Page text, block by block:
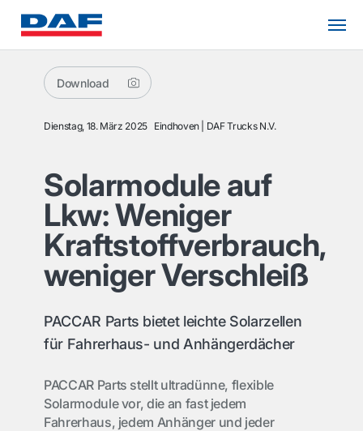
Download
Dienstag, 18. März 2025 Eindhoven DAF Trucks N.V.
Solarmodule auf
Lkw: Weniger
Kraftstoffverbrauch,
weniger Verschleiß
PACCAR Parts bietet leichte Solarzellen
für Fahrerhaus- und Anhängerdächer
PACCAR Parts stellt ultradünne, flexible
Solarmodule vor, die an fast jedem
Fahrerhaus, jedem Anhänger und jeder